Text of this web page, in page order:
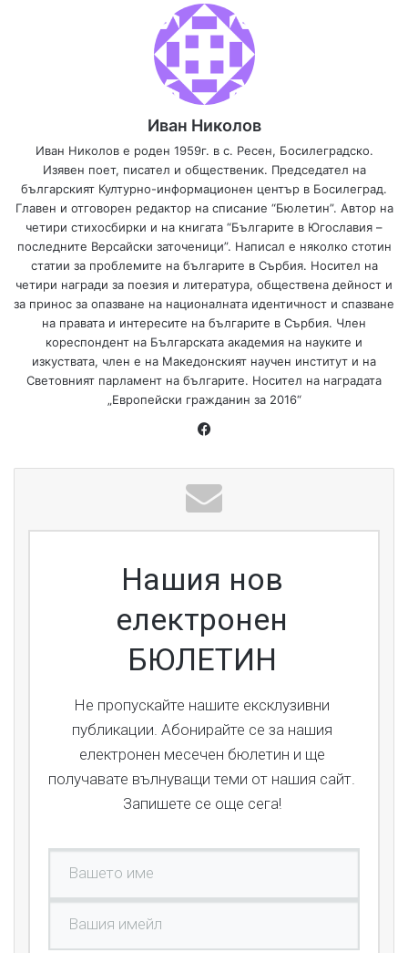
Иван Николов
Иван Николов е роден 1959г. в с. Ресен, Босилеградско.
Изявен поет, писател и общественик. Председател на
българският Културно-информационен център в Босилеград.
Главен и отговорен редактор на списание “Бюлетин”. Автор на
четири стихосбирки и на книгата “Българите в Югославия –
последните Версайски заточеници”. Написал е няколко стотин
статии за проблемите на българите в Сърбия. Носител на
четири награди за поезия и литература, обществена дейност и
за принос за опазване на националната идентичност и спазване
на правата и интересите на българите в Сърбия. Член
кореспондент на Българската академия на науките и
изкуствата, член е на Македонският научен институт и на
Световният парламент на българите. Носител на наградата
„Европейски гражданин за 2016“
bo
ok
Нашия нов
електронен
БЮЛЕТИН
Не пропускайте нашите ексклузивни
публикации. Абонирайте се за нашия
електронен месечен бюлетин и ще
получавате вълнуващи теми от нашия сайт.
Запишете се още сега!